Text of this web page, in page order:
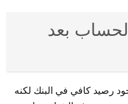
بعد
رصيد كافي في البنك لكنه